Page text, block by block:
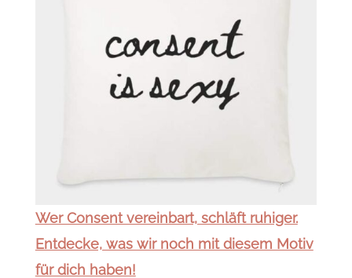
Wer Consent vereinbart, schläft ruhiger.
Entdecke, was wir noch mit diesem Motiv
für dich haben!